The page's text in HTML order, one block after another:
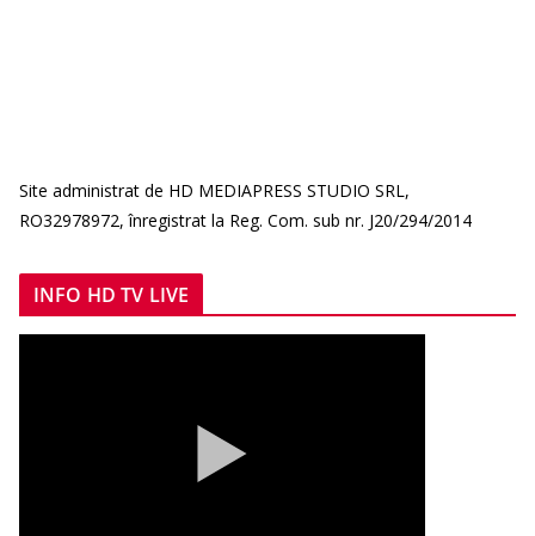
Site administrat de HD MEDIAPRESS STUDIO SRL,
RO32978972, înregistrat la Reg. Com. sub nr. J20/294/2014
INFO HD TV LIVE